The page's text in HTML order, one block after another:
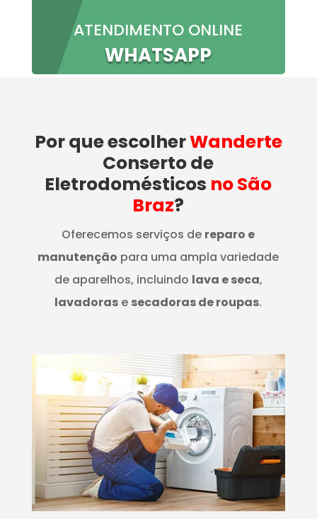
ATENDIMENTO ONLINE
WHATSAPP
Por que escolherWanderte
Conserto de
Eletrodomésticos no São
Braz?
Oferecemos serviços de reparo e
manutenção para uma ampla variedade
de aparelhos, incluindo lava e seca,
lavadoras e secadoras de roupas.